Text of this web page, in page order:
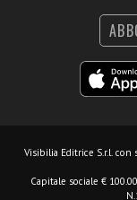
Visibilia Editrice S.r.l. con
Capitale sociale €